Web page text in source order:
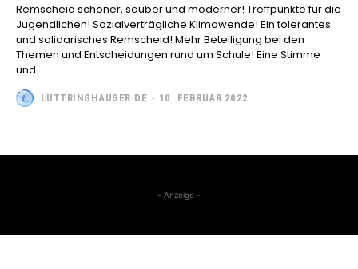
Remscheid schöner, sauber und moderner! Treffpunkte für die
Jugendlichen! Sozialverträgliche Klimawende! Ein tolerantes
und solidarisches Remscheid! Mehr Beteiligung bei den
Themen und Entscheidungen rund um Schule! Eine Stimme
und...
LÜTTRINGHAUSER.DE - 10. FEBRUAR 2022
- Anzeige -